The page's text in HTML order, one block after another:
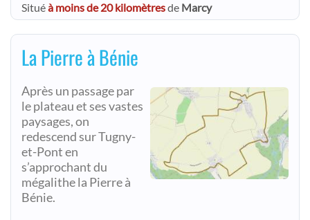
Situéà moins de 20 kilomètresde Marcy
La Pierre à Bénie
Après un passage par
le plateau et ses vastes
paysages, on
redescend sur Tugny-
et-Pont en
s’approchant du
mégalithe la Pierre à
Bénie.